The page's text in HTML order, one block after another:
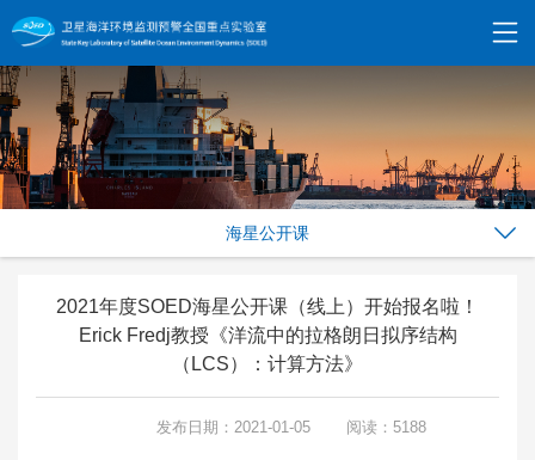
海星公开课
2021年度SOED海星公开课（线上）开始报名啦！
Erick Fredj教授《洋流中的拉格朗日拟序结构
（LCS）：计算方法》
发布日期：2021-01-05 阅读：5188